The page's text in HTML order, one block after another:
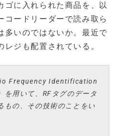
ゴに入れられた商品を、以
コードリーダーで読み取ら
多いのではないか。最近で
ジも配置されている。
Frequency Identification
を用いて、RFタグのデータ
もの、その技術のことをい